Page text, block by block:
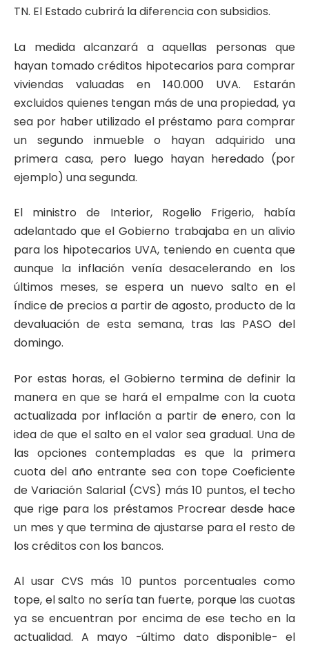
TN. El Estado cubrirá la diferencia con subsidios.
La medida alcanzará a aquellas personas que
hayan tomado créditos hipotecarios para comprar
viviendas valuadas en 140.000 UVA. Estarán
excluidos quienes tengan más de una propiedad, ya
sea por haber utilizado el préstamo para comprar
un segundo inmueble o hayan adquirido una
primera casa, pero luego hayan heredado (por
ejemplo) una segunda.
El ministro de Interior, Rogelio Frigerio, había
adelantado que el Gobierno trabajaba en un alivio
para los hipotecarios UVA, teniendo en cuenta que
aunque la inflación venía desacelerando en los
últimos meses, se espera un nuevo salto en el
índice de precios a partir de agosto, producto de la
devaluación de esta semana, tras las PASO del
domingo.
Por estas horas, el Gobierno termina de definir la
manera en que se hará el empalme con la cuota
actualizada por inflación a partir de enero, con la
idea de que el salto en el valor sea gradual. Una de
las opciones contempladas es que la primera
cuota del año entrante sea con tope Coeficiente
de Variación Salarial (CVS) más 10 puntos, el techo
que rige para los préstamos Procrear desde hace
un mes y que termina de ajustarse para el resto de
los créditos con los bancos.
Al usar CVS más 10 puntos porcentuales como
tope, el salto no sería tan fuerte, porque las cuotas
ya se encuentran por encima de ese techo en la
actualidad. A mayo -último dato disponible- el